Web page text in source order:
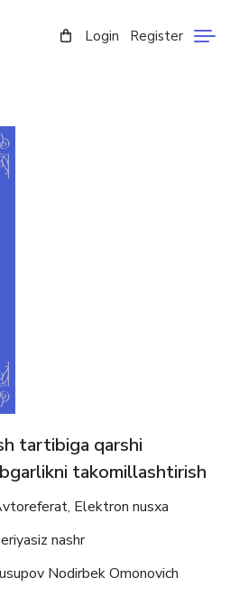
Login Register
tartibiga qarshi
takomillashtirish
, Elektron nusxa
nashr
Nodirbek Omonovich